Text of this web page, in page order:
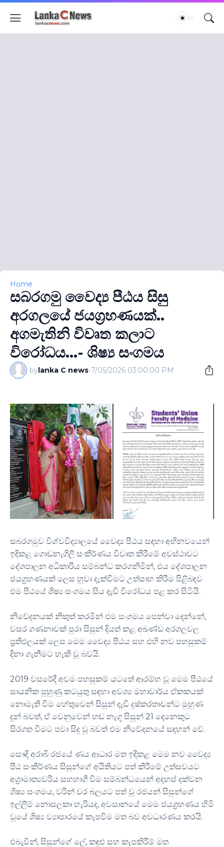
Home
සබරගමු වෛද්‍ය පීඨය සිසු
අරගලයේ ජයග‍්‍රහණයක්..
අගමැතිනි විවෘත කලාට
විරෝධය...- ශිෂ්‍ය සංගමය
bylanka C news-7/05/2026 03:00:00 PM
සබරගමුව විශ්වවිද්‍යාලයේ වෛද්‍ය පීඨය සඳහා අභිනවයෙන්
ඉදිකළ ගොඩනැගිලි සංකීර්ණය විවෘත කිරීමේ අවස්ථාවට
දේශපාලන අධිකාරිය සම්බන්ධ කරගනිමින්, එය දේශපාලන
ජයග්‍රහණයක් ලෙස හුවා දැක්වීමට උත්සාහ කිරීම පිළිබඳව
එම පීඨයේ ශිෂ්‍ය සංගමය සිය දැඩි විරෝධය පළ කර සිටියි.
නිවේදනයක් නිකුත් කරමින් එම සංගමය පෙන්වා දෙන්නේ,
වසර ගණනාවක් පුරා සිසුන් දියත් කළ අඛණ්ඩ අරගලවල
ප්‍රතිඵලයක් ලෙස මෙම වෛද්‍ය පීඨය සහ එහි නව පහසුකම්
දිනා ගැනීමට හැකි වූ බවයි.
2019 වසරේදී අවම පහසුකම් යටතේ ආරම්භ වූ මෙම පීඨයේ
සායනික පුහුණු කටයුතු සඳහා අවශ්‍ය මහාචාර්ය ඒකකයක්
නොමැති වීම හේතුවෙන් සිසුන් දැඩි දුෂ්කරතාවන්ට මුහුණ
දුන් බවත්, ඒ වෙනුවෙන් හඬ නැගූ සිසුන් 21 දෙනෙකුට
සිරගත වීමට පවා සිදු වූ බවත් එම නිවේදනයේ සඳහන් වේ.
සෞදි අරාබි රජයේ ණය ආධාර මත ඉදිකළ මෙම නව වෛද්‍ය
පීඨ සංකීර්ණය සිසුන්ගේ අයිතියට පත් කිරීමේ උත්සවයට
අග්‍රාමාත්‍යවරිය සහභාගී වීම සම්බන්ධයෙන් අදහස් දක්වන
ශිෂ්‍ය සංගමය, වරින් වර බලයට පත් වූ රජයන් සිසුන්ගේ
ඉල්ලීම් නොසලකා හැරියද, අවසානයේ මෙම ජයග්‍රහණය හිමි
වූයේ ශිෂ්‍ය ව්‍යාපාරයේ කැපවීම මත බව අවධාරණය කරයි.
එබැවින්, සිසුන්ගේ ලේ, කඳුළු සහ කැපකිරීම් මත